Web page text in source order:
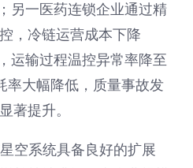
另一医药连锁企业通过精
，冷链运营成本下降
运输过程温控异常率降至
率大幅降低，质量事故发
著提升。
空系统具备良好的扩展